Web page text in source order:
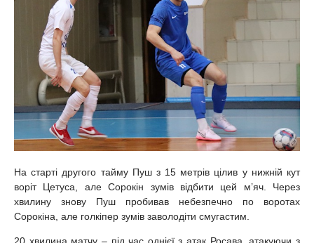
На старті другого тайму Пуш з 15 метрів цілив у нижній кут
воріт Цетуса, але Сорокін зумів відбити цей м’яч. Через
хвилину знову Пуш пробивав небезпечно по воротах
Сорокіна, але голкіпер зумів заволодіти смугастим.
20 хвилина матчу – під час однієї з атак Росава, атакуючи з